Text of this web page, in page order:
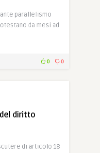
parallelismo
da mesi ad
0 0
diritto
di articolo 18